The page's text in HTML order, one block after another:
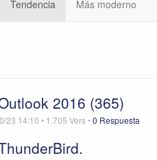
Tendencia Más moderno
2016 (365)
23 14:10 • 1.705 Vers•0 Respuesta